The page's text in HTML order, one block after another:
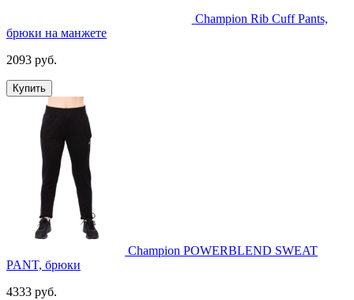
Champion Rib Cuff Pants,
брюки на манжете
2093 руб.
Купить
Champion POWERBLEND SWEAT
PANT, брюки
4333 руб.